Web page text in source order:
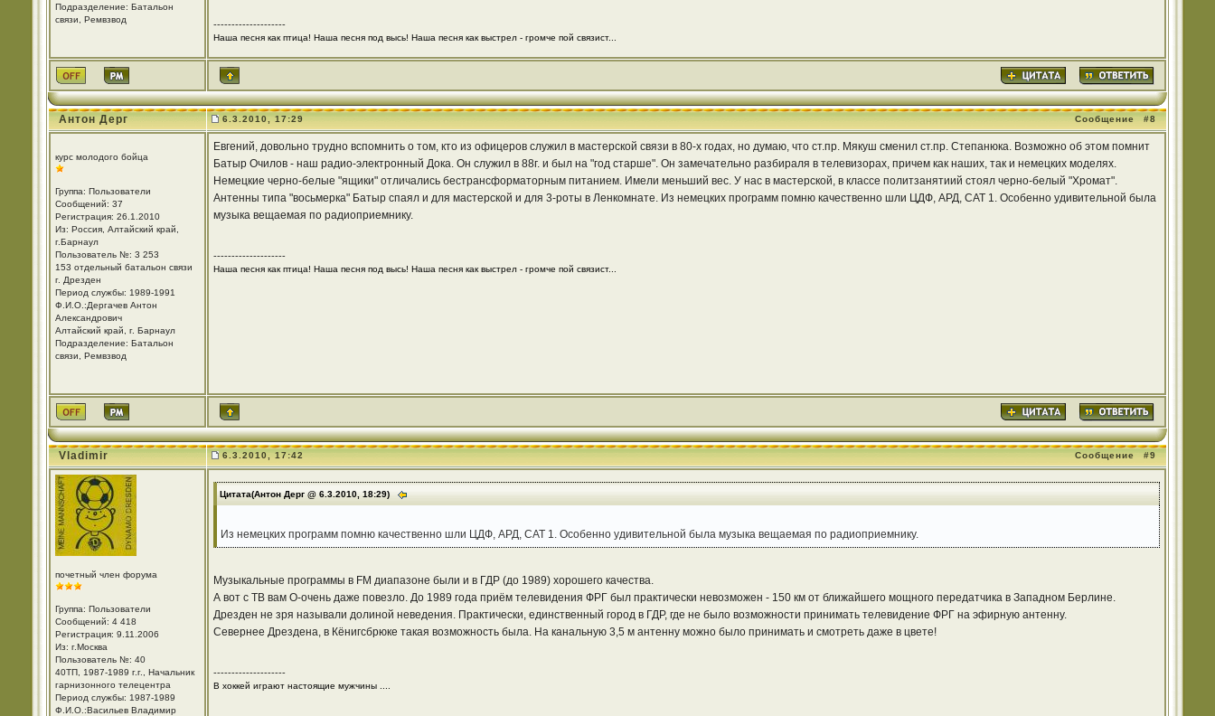
Подразделение: Батальон
связи, Ремвзвод
--------------------
Наша песня как птица! Наша песня под высь! Наша песня как выстрел - громче пой связист...
Антон Дерг 6.3.2010, 17:29 Сообщение #8
курс молодого бойца
Группа: Пользователи
Сообщений: 37
Регистрация: 26.1.2010
Из: Россия, Алтайский край,
г.Барнаул
Пользователь №: 3 253
153 отдельный батальон связи
г. Дрезден
Период службы: 1989-1991
Ф.И.О.:Дергачев Антон
Александрович
Алтайский край, г. Барнаул
Подразделение: Батальон
связи, Ремвзвод
Евгений, довольно трудно вспомнить о том, кто из офицеров служил в мастерской связи в 80-х годах, но думаю, что ст.пр. Мякуш сменил ст.пр. Степанюка. Возможно об этом помнит
Батыр Очилов - наш радио-электронный Дока. Он служил в 88г. и был на "год старше". Он замечательно разбираля в телевизорах, причем как наших, так и немецких моделях.
Немецкие черно-белые "ящики" отличались бестрансформаторным питанием. Имели меньший вес. У нас в мастерской, в классе политзанятиий стоял черно-белый "Хромат".
Антенны типа "восьмерка" Батыр спаял и для мастерской и для 3-роты в Ленкомнате. Из немецких программ помню качественно шли ЦДФ, АРД, САТ 1. Особенно удивительной была
музыка вещаемая по радиоприемнику.
--------------------
Наша песня как птица! Наша песня под высь! Наша песня как выстрел - громче пой связист...
Vladimir 6.3.2010, 17:42 Сообщение #9
почетный член форума
Группа: Пользователи
Сообщений: 4 418
Регистрация: 9.11.2006
Из: г.Москва
Пользователь №: 40
40ТП, 1987-1989 г.г., Начальник
гарнизонного телецентра
Период службы: 1987-1989
Ф.И.О.:Васильев Владимир
Цитата(Антон Дерг @ 6.3.2010, 18:29)
Из немецких программ помню качественно шли ЦДФ, АРД, САТ 1. Особенно удивительной была музыка вещаемая по радиоприемнику.
Музыкальные программы в FM диапазоне были и в ГДР (до 1989) хорошего качества.
А вот с ТВ вам О-очень даже повезло. До 1989 года приём телевидения ФРГ был практически невозможен - 150 км от ближайшего мощного передатчика в Западном Берлине.
Дрезден не зря называли долиной неведения. Практически, единственный город в ГДР, где не было возможности принимать телевидение ФРГ на эфирную антенну.
Севернее Дрездена, в Кёнигсбрюке такая возможность была. На канальную 3,5 м антенну можно было принимать и смотреть даже в цвете!
--------------------
В хоккей играют настоящие мужчины ....